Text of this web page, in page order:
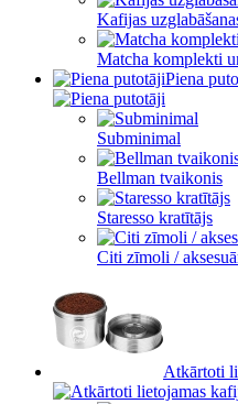
Kafijas
Matcha komplekti
Piena
Subminimal
Bellman tvaikonis
Staresso kratītājs
Citi zīmoli /
Atkārtoti